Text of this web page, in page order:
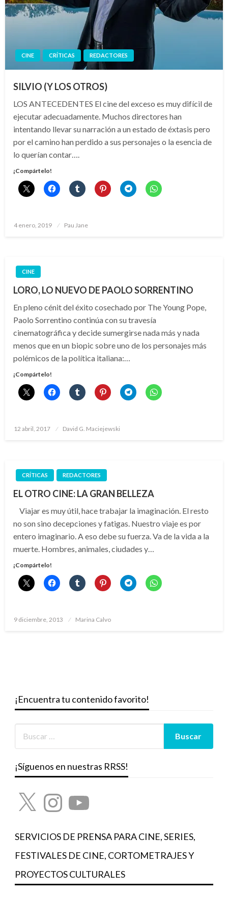
CINE CRÍTICAS REDACTORES
SILVIO (Y LOS OTROS)
LOS ANTECEDENTES El cine del exceso es muy difícil de
ejecutar adecuadamente. Muchos directores han
intentando llevar su narración a un estado de éxtasis pero
por el camino han perdido a sus personajes o la esencia de
lo querían contar….
¡Compártelo!
Publicado
4 enero, 2019 Pau Jane
CINE
LORO, LO NUEVO DE PAOLO SORRENTINO
En pleno cénit del éxito cosechado por The Young Pope,
Paolo Sorrentino continúa con su travesía
cinematográfica y decide sumergirse nada más y nada
menos que en un biopic sobre uno de los personajes más
polémicos de la política italiana:…
¡Compártelo!
Publicado
12 abril, 2017 David G. Maciejewski
CRÍTICAS REDACTORES
EL OTRO CINE: LA GRAN BELLEZA
Viajar es muy útil, hace trabajar la imaginación. El resto
no son sino decepciones y fatigas. Nuestro viaje es por
entero imaginario. A eso debe su fuerza. Va de la vida a la
muerte. Hombres, animales, ciudades y…
¡Compártelo!
Publicado
9 diciembre, 2013 Marina Calvo
¡Encuentra tu contenido favorito!
¡Síguenos en nuestras RRSS!
X InstagramYouTube
SERVICIOS DE PRENSA PARA CINE, SERIES,
FESTIVALES DE CINE, CORTOMETRAJES Y
PROYECTOS CULTURALES